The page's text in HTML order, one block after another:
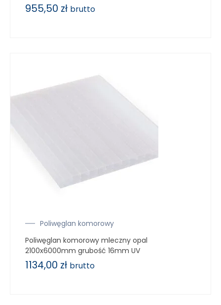
955,50 zł brutto
Poliwęglan komorowy
Poliwęglan komorowy mleczny opal
2100x6000mm grubość 16mm UV
1134,00 zł brutto